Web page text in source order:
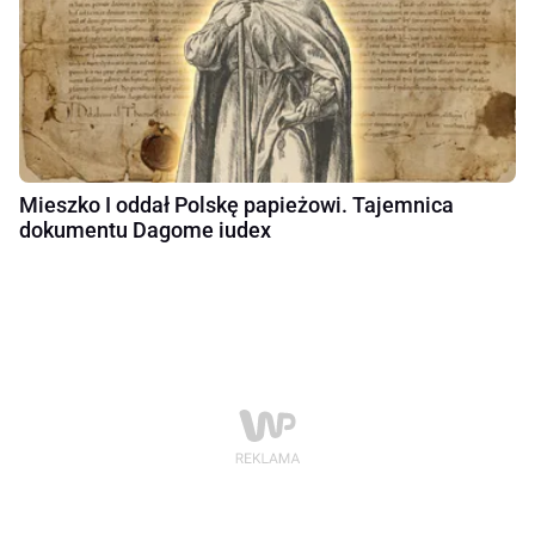
Mieszko I oddał Polskę papieżowi. Tajemnica
dokumentu Dagome iudex